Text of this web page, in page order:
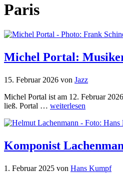
Paris
Michel Portal:
15. Februar 2026 von Jazz
Michel Portal ist am 12. Februar
ließ. Portal … weiterlesen
Komponist
1. Februar 2025 von Hans Kumpf